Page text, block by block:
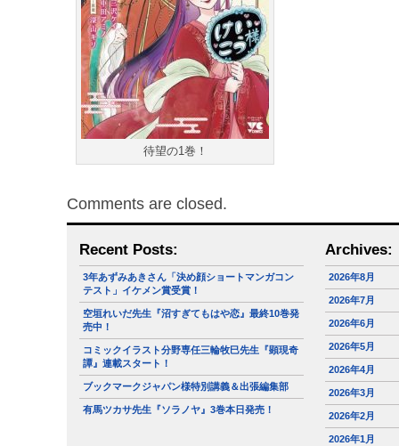
待望の1巻！
Comments are closed.
Recent Posts:
3年あずみあきさん「決め顔ショートマンガコン
テスト」イケメン賞受賞！
空垣れいだ先生『沼すぎてもはや恋』最終10巻発
売中！
コミックイラスト分野専任三輪牧巳先生『顕現奇
譚』連載スタート！
ブックマークジャパン様特別講義＆出張編集部
有馬ツカサ先生『ソラノヤ』3巻本日発売！
Archives:
2026年8月
2026年7月
2026年6月
2026年5月
2026年4月
2026年3月
2026年2月
2026年1月